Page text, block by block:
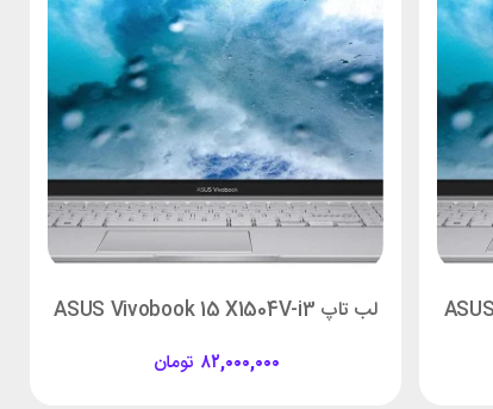
لب تاپ ASUS Vivobook 15 X1504V-i3
تومان ۸۲,۰۰۰,۰۰۰